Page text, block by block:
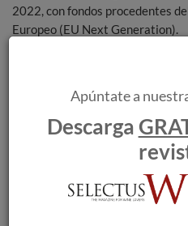
2022, con fondos procedentes
Europeo (EU Next Generation).
bandeja de entrada
Apúntate a
Descarga